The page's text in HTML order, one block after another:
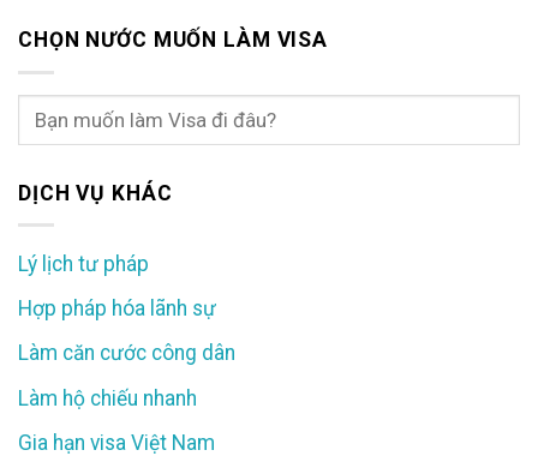
CHỌN NƯỚC MUỐN LÀM VISA
DỊCH VỤ KHÁC
Lý lịch tư pháp
Hợp pháp hóa lãnh sự
Làm căn cước công dân
Làm hộ chiếu nhanh
Gia hạn visa Việt Nam